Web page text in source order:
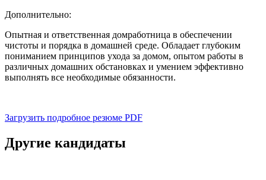
Дополнительно:
Опытная и ответственная домработница в обеспечении
чистоты и порядка в домашней среде. Обладает глубоким
пониманием принципов ухода за домом, опытом работы в
различных домашних обстановках и умением эффективно
выполнять все необходимые обязанности.
Загрузить подробное резюме PDF
Другие кандидаты